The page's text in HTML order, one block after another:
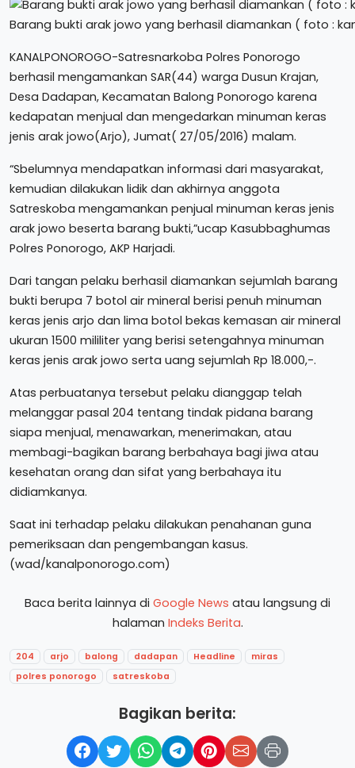
Barang bukti arak jowo yang berhasil diamankan ( foto :
KANALPONOROGO-Satresnarkoba Polres Ponorogo
berhasil mengamankan SAR(44) warga Dusun Krajan,
Desa Dadapan, Kecamatan Balong Ponorogo karena
kedapatan menjual dan mengedarkan minuman keras
jenis arak jowo(Arjo), Jumat( 27/05/2016) malam.
“Sbelumnya mendapatkan informasi dari masyarakat,
kemudian dilakukan lidik dan akhirnya anggota
Satreskoba mengamankan penjual minuman keras jenis
arak jowo beserta barang bukti,”ucap Kasubbaghumas
Polres Ponorogo, AKP Harjadi.
Dari tangan pelaku berhasil diamankan sejumlah barang
bukti berupa 7 botol air mineral berisi penuh minuman
keras jenis arjo dan lima botol bekas kemasan air mineral
ukuran 1500 mililiter yang berisi setengahnya minuman
keras jenis arak jowo serta uang sejumlah Rp 18.000,-.
Atas perbuatanya tersebut pelaku dianggap telah
melanggar pasal 204 tentang tindak pidana barang
siapa menjual, menawarkan, menerimakan, atau
membagi-bagikan barang berbahaya bagi jiwa atau
kesehatan orang dan sifat yang berbahaya itu
didiamkanya.
Saat ini terhadap pelaku dilakukan penahanan guna
pemeriksaan dan pengembangan kasus.
(wad/kanalponorogo.com)
Baca berita lainnya di Google News atau langsung di
halaman Indeks Berita.
204 arjo balong dadapan Headline
miras
polres ponorogo
satreskoba
Bagikan berita: